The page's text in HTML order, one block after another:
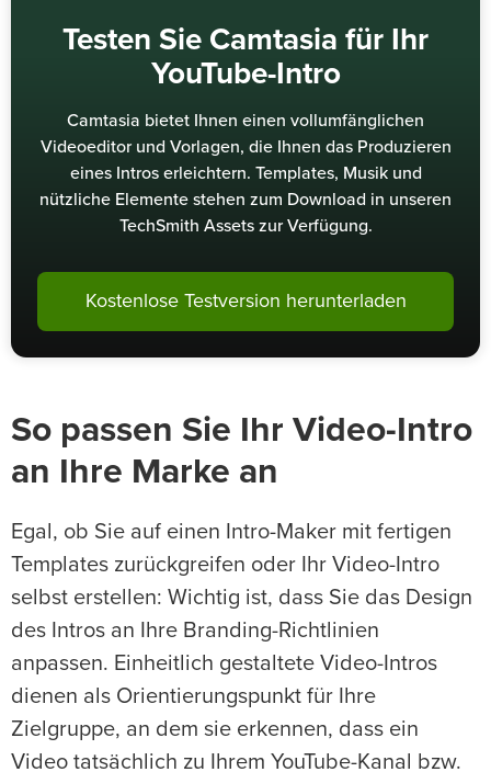
Testen Sie Camtasia für Ihr
YouTube-Intro
Camtasia bietet Ihnen einen vollumfänglichen
Videoeditor und Vorlagen, die Ihnen das Produzieren
eines Intros erleichtern. Templates, Musik und
nützliche Elemente stehen zum Download in unseren
TechSmith Assets zur Verfügung.
Kostenlose Testversion herunterladen
So passen Sie Ihr Video-Intro
an Ihre Marke an
Egal, ob Sie auf einen Intro-Maker mit fertigen
Templates zurückgreifen oder Ihr Video-Intro
selbst erstellen: Wichtig ist, dass Sie das Design
des Intros an Ihre Branding-Richtlinien
anpassen. Einheitlich gestaltete Video-Intros
dienen als Orientierungspunkt für Ihre
Zielgruppe, an dem sie erkennen, dass ein
Video tatsächlich zu Ihrem YouTube-Kanal bzw.